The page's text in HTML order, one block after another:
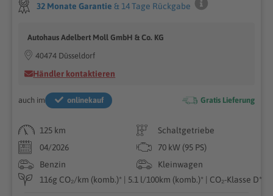
32 Monate Garantie & 14 Tage Rückgabe
Autohaus Adelbert Moll GmbH & Co. KG
40474 Düsseldorf
Händler kontaktieren
auch im onlinekauf Gratis Lieferung
125 km
Schaltgetriebe
04/2026
70 kW (95 PS)
Benzin
Kleinwagen
116g CO₂/km (komb.)* | 5.1 l/100km (komb.)* | CO₂-Klasse D*